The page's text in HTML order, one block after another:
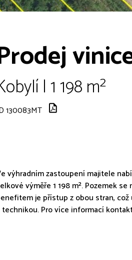
| 1 198 m²
130083MT
výhradním zastoupení majitele
výměře 1 198 m². Pozemek
je přístup z obou stran,
technikou. Pro více informací